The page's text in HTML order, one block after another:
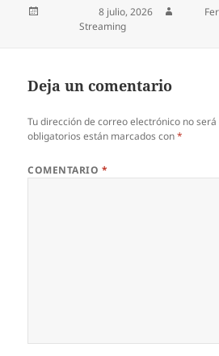
Publicado el8 julio, 2026
CategoríasStreaming
Deja un comentario
Tu dirección de correo electrónico no
obligatorios están marcados con*
COMENTARIO *